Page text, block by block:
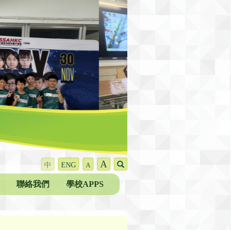
中 ENG A A
聯絡我們 學校APPS